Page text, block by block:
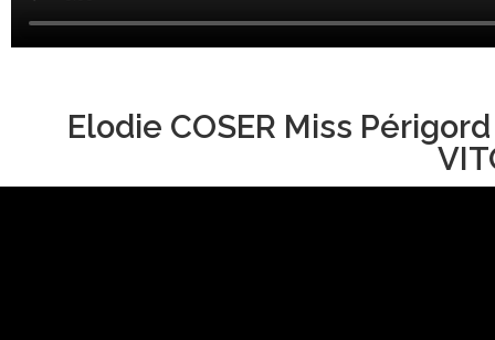
Elodie COSER Miss